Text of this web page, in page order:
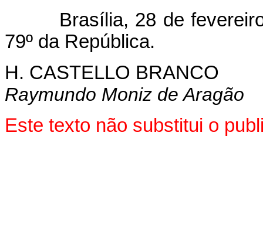
Brasília, 28 de fevereiro
79º da República.
H. CASTELLO BRANCO
Raymundo Moniz de Aragão
Este texto não substitui o